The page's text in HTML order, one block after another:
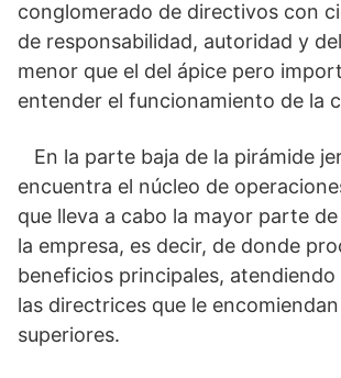
conglomerado de directivos con
de responsabilidad, autoridad y
menor que el del ápice pero
entender el funcionamiento de la
En la parte baja de la pirámide
encuentra el núcleo de
que lleva a cabo la mayor parte
la empresa, es decir, de donde
beneficios principales, atendiendo
las directrices que le
superiores.